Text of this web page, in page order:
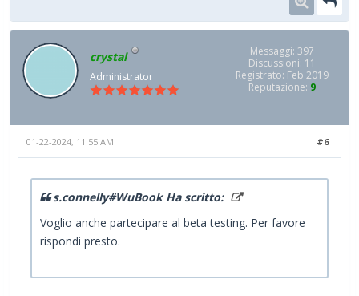
crystal
Administrator
Messaggi: 397
Discussioni: 11
Registrato: Feb 2019
Reputazione: 9
#6
01-22-2024, 11:55 AM
s.connelly#WuBook Ha scritto:
Voglio anche partecipare al beta testing. Per favore
rispondi presto.